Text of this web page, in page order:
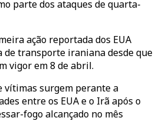
parte dos ataques de quarta-
ação reportada dos EUA
transporte iraniana desde que
vigor em 8 de abril.
vítimas surgem perante a
entre os EUA e o Irã após o
fogo alcançado no mês